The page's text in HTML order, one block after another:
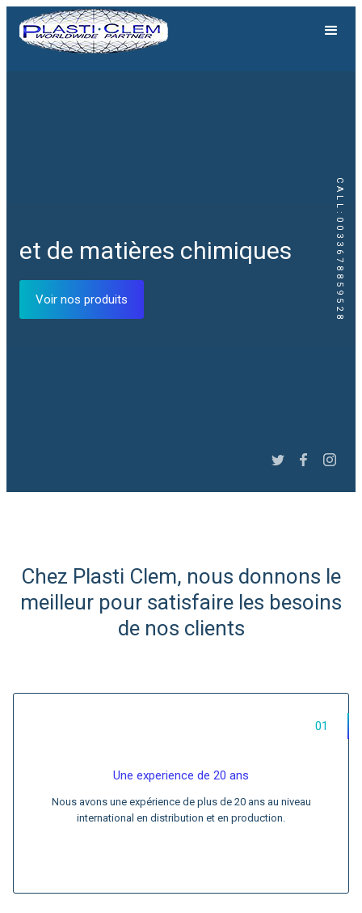
CALL:0033678859528
Génération solaire
Equipements solaires
Voir nos produits
Chez Plasti Clem, nous donnons le
meilleur pour satisfaire les besoins
de nos clients
01
Une experience de 20 ans
Nous avons une expérience de plus de 20 ans au niveau
international en distribution et en production.